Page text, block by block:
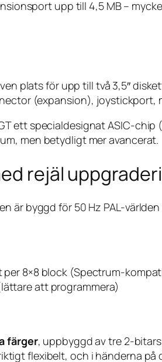
upp till 4,5 MB –
plats för upp till två 3,5″
(expansion),
ett specialdesignat ASIC-
men betydligt mer avancerat.
rejäl
är byggd för 50 Hz PAL-
8×8 block (Spectrum-
att programmera)
färger, uppbyggd av tre 2-
flexibelt, och i händerna